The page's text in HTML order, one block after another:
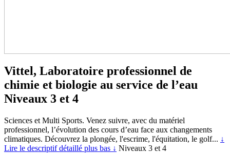
Vittel, Laboratoire professionnel de
chimie et biologie au service de l’eau
Niveaux 3 et 4
Sciences et Multi Sports. Venez suivre, avec du matériel
professionnel, l’évolution des cours d’eau face aux changements
climatiques. Découvrez la plongée, l'escrime, l'équitation, le golf... ↓
Lire le descriptif détaillé plus bas ↓ Niveaux 3 et 4